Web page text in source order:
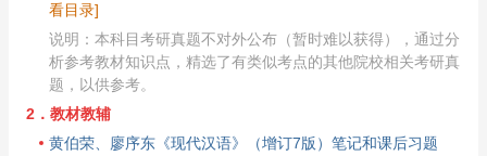
看目录]
说明：本科目考研真题不对外公布（暂时难以获得），通过分
析参考教材知识点，精选了有类似考点的其他院校相关考研真
题，以供参考。
2．教材教辅
黄伯荣、廖序东《现代汉语》（增订7版）笔记和课后习题